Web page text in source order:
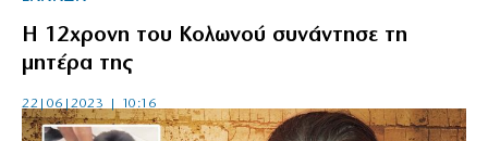
Η 12χρονη του Κολωνού συνάντησε τη
μητέρα της
22|06|2023 | 10:16